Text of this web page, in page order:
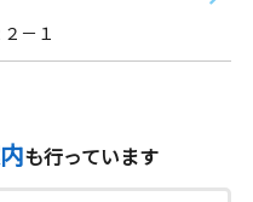
－１
も行っています